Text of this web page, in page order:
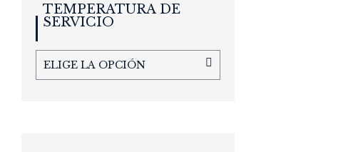
TEMPERATURA DE
SERVICIO
ELIGE LA OPCIÓN